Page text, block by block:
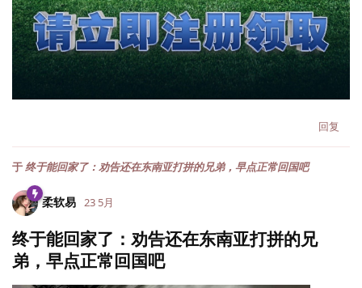
回复
于终于能回家了：劝告还在东南亚打拼的兄弟，早点正常回国吧
柔软易 23 5月
终于能回家了：劝告还在东南亚打拼的兄
弟，早点正常回国吧